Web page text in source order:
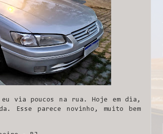
eu via poucos na rua. Hoje em dia,
Esse parece novinho, muito bem